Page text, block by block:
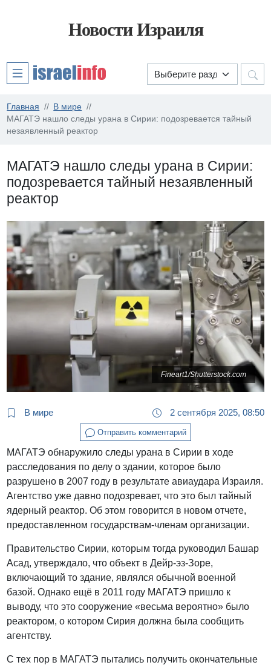
Новости Израиля
Главная
В мире
МАГАТЭ нашло следы урана в Сирии: подозревается тайный
незаявленный реактор
МАГАТЭ нашло следы урана в Сирии:
подозревается тайный незаявленный
реактор
Fineart1/Shutterstock.com
В мире 2 сентября 2025, 08:50
Отправить комментарий
МАГАТЭ обнаружило следы урана в Сирии в ходе
расследования по делу о здании, которое было
разрушено в 2007 году в результате авиаудара Израиля.
Агентство уже давно подозревает, что это был тайный
ядерный реактор. Об этом говорится в новом отчете,
предоставленном государствам-членам организации.
Правительство Сирии, которым тогда руководил Башар
Асад, утверждало, что объект в Дейр-эз-Зоре,
включающий то здание, являлся обычной военной
базой. Однако ещё в 2011 году МАГАТЭ пришло к
выводу, что это сооружение «весьма вероятно» было
реактором, о котором Сирия должна была сообщить
агентству.
С тех пор в МАГАТЭ пытались получить окончательные